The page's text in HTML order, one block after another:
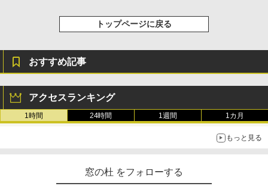
FM TOWNS ハイパー・カタログ:
本体ハードウェア・市販ソフトウ
ェアのパーフェクトリストと最新
ディスプレイ、色調調節ライト、
最大8週間持続バッテリー、広告無
New Amazon Kindle Scribe Color
soft | 11インチカラーディスプレ
イ、64GBストレージ、ノート機能
ラファイト
トップページに戻る
おすすめ記事
アクセスランキング
1時間 24時間 1週間 1カ月
もっと見る
窓の杜 をフォローする